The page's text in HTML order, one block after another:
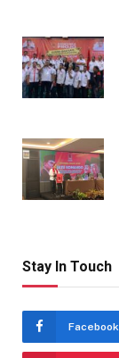
Stay In Touch
Facebook